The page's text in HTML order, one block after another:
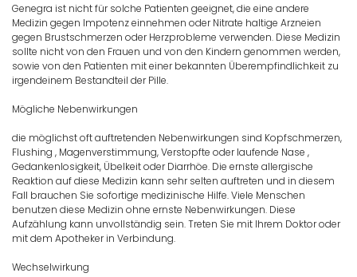
Genegra ist nicht für solche Patienten geeignet, die eine andere
Medizin gegen Impotenz einnehmen oder Nitrate haltige Arzneien
gegen Brustschmerzen oder Herzprobleme verwenden. Diese Medizin
sollte nicht von den Frauen und von den Kindern genommen werden,
sowie von den Patienten mit einer bekannten Überempfindlichkeit zu
irgendeinem Bestandteil der Pille.
Mögliche Nebenwirkungen
die möglichst oft auftretenden Nebenwirkungen sind Kopfschmerzen,
Flushing , Magenverstimmung, Verstopfte oder laufende Nase ,
Gedankenlosigkeit, Übelkeit oder Diarrhöe. Die ernste allergische
Reaktion auf diese Medizin kann sehr selten auftreten und in diesem
Fall brauchen Sie sofortige medizinische Hilfe. Viele Menschen
benutzen diese Medizin ohne ernste Nebenwirkungen. Diese
Aufzählung kann unvollständig sein. Treten Sie mit Ihrem Doktor oder
mit dem Apotheker in Verbindung.
Wechselwirkung